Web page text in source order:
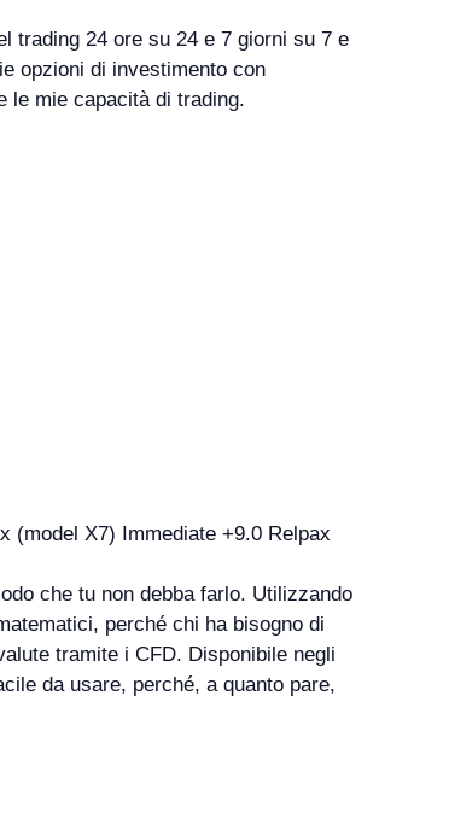
trading 24 ore su 24 e 7 giorni su 7 e
opzioni di investimento con
le mie capacità di trading.
che tu non debba farlo. Utilizzando
perché chi ha bisogno di
tramite i CFD. Disponibile negli
da usare, perché, a quanto pare,